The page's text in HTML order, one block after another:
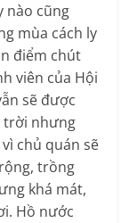
nào cũng
mùa cách ly
điểm chút
viên của Hội
sẽ được
trời nhưng
chủ quán sẽ
trồng
khá mát,
Hồ nước